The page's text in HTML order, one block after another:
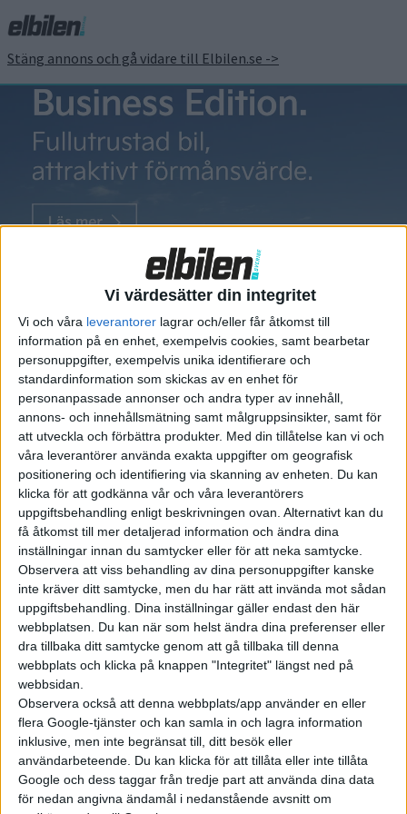
Vi värdesätter din integritet
Vi och våra leverantorer lagrar och/eller får åtkomst till
information på en enhet, exempelvis cookies, samt bearbetar
personuppgifter, exempelvis unika identifierare och
standardinformation som skickas av en enhet för
personanpassade annonser och andra typer av innehåll,
annons- och innehållsmätning samt målgruppsinsikter, samt för
att utveckla och förbättra produkter. Med din tillåtelse kan vi och
våra leverantörer använda exakta uppgifter om geografisk
positionering och identifiering via skanning av enheten. Du kan
klicka för att godkänna vår och våra leverantörers
uppgiftsbehandling enligt beskrivningen ovan. Alternativt kan du
få åtkomst till mer detaljerad information och ändra dina
inställningar innan du samtycker eller för att neka samtycke.
Observera att viss behandling av dina personuppgifter kanske
inte kräver ditt samtycke, men du har rätt att invända mot sådan
uppgiftsbehandling. Dina inställningar gäller endast den här
webbplatsen. Du kan när som helst ändra dina preferenser eller
dra tillbaka ditt samtycke genom att gå tillbaka till denna
webbplats och klicka på knappen "Integritet" längst ned på
webbsidan.
Observera också att denna webbplats/app använder en eller
flera Google-tjänster och kan samla in och lagra information
inklusive, men inte begränsat till, ditt besök eller
användarbeteende. Du kan klicka för att tillåta eller inte tillåta
Google och dess taggar från tredje part att använda dina data
för nedan angivna ändamål i nedanstående avsnitt om
Stäng annons och gå vidare till Elbilen.se ->
Nyheter
Massivt
bildsvep –
hetaste
nyheterna från
Kina
Auto Guangzhou är gigantiskt.
Årets mässa var nummer 23 i
ordningen och bjöd på 1 085
utställda bilar, utspritt på ett
220 000 kvadratmeter stort
utställningsområde i Canton
Fair Complex. Fyra timmar på
mässområdet räckte inte på
långa vägar. Men här...
Elbilens nyhetsbrev
Håll dig uppdaterad om de senaste nyheterna!